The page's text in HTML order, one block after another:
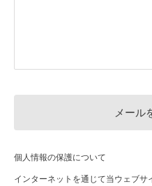
個人情報の保護について
インターネットを通じて当ウェブ